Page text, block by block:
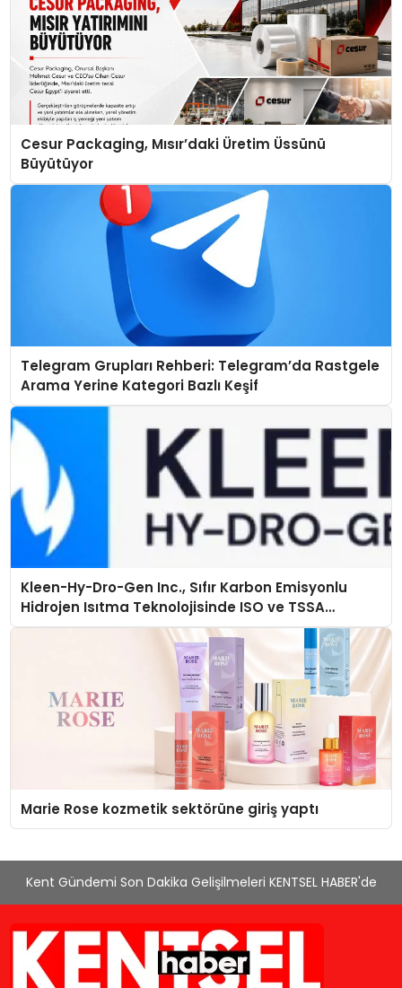
Cesur Packaging, Mısır’daki Üretim Üssünü
Büyütüyor
Telegram Grupları Rehberi: Telegram’da Rastgele
Arama Yerine Kategori Bazlı Keşif
Kleen-Hy-Dro-Gen Inc., Sıfır Karbon Emisyonlu
Hidrojen Isıtma Teknolojisinde ISO ve TSSA
Düzenleyici Onaylarını Aldı
Marie Rose kozmetik sektörüne giriş yaptı
Kent Gündemi Son Dakika Gelişilmeleri KENTSEL HABER'de